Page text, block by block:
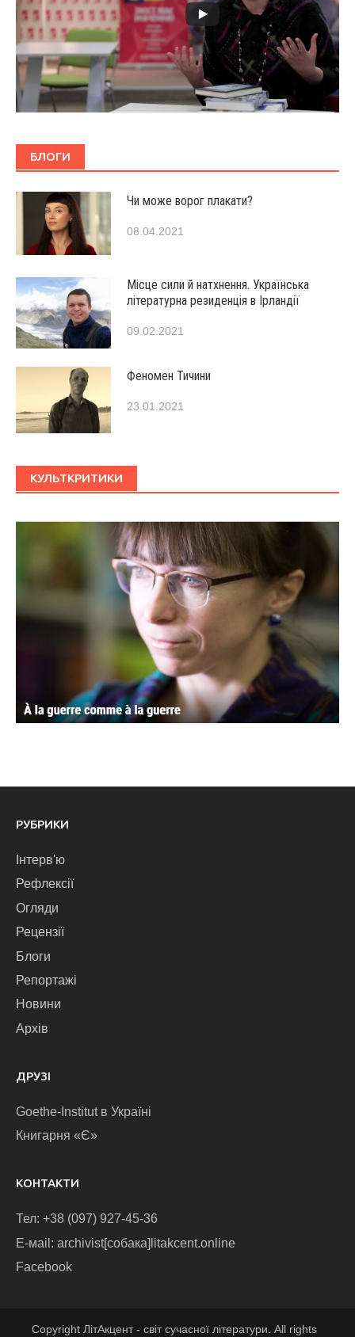
БЛОГИ
Чи може ворог плакати?
08.04.2021
Місце сили й натхнення. Українська
літературна резиденція в Ірландії
09.02.2021
Феномен Тичини
23.01.2021
КУЛЬТКРИТИКИ
РУБРИКИ
Інтерв'ю
Рефлексії
Огляди
Рецензії
Блоги
Репортажі
Новини
Архів
ДРУЗІ
Goethe-Institut в Україні
Книгарня «Є»
КОНТАКТИ
Тел: +38 (097) 927-45-36
E-маіl: archivist[собака]litakcent.online
Facebook
Copyright ЛітАкцент - світ сучасної літератури. All rights